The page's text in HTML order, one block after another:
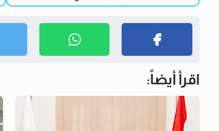
اقرأ أيضاً: